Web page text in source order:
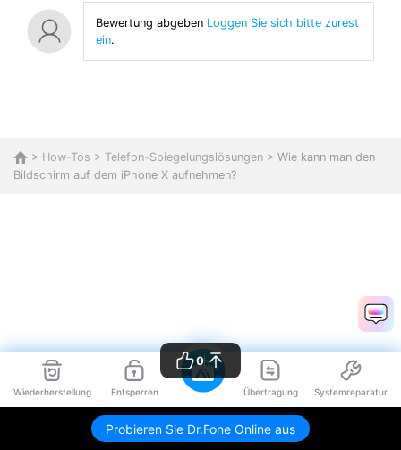
Wiederherstellung Entsperren Übertragung Systemreparatur
Probieren Sie Dr.Fone Online aus
Bewertung abgebenLoggen Sie sich bitte zurest
ein.
> How-Tos > Telefon-Spiegelungslösungen > Wie kann man den
Bildschirm auf dem iPhone X aufnehmen?
0